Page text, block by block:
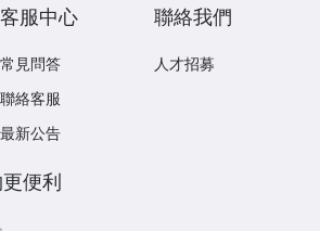
客服中心
常見問答
聯絡客服
最新公告
聯絡我們
人才招募
便利